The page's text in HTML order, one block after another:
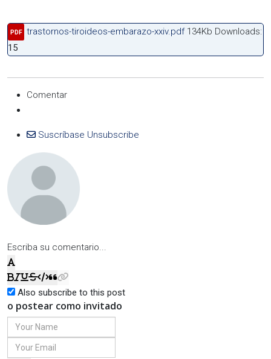
PDF trastornos-tiroideos-embarazo-xxiv.pdf 134Kb Downloads:
15
Comentar
Suscríbase Unsubscribe
Escriba su comentario...
Also subscribe to this post
o postear como invitado